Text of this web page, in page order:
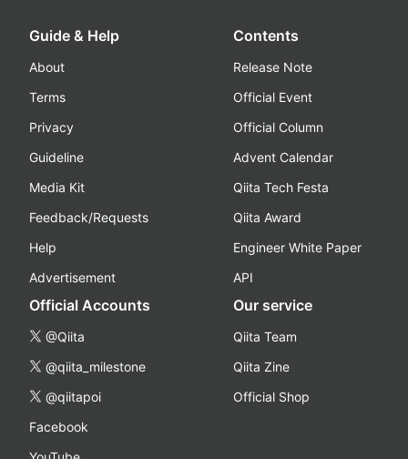
Guide & Help
About
Terms
Privacy
Guideline
Media Kit
Feedback/Requests
Help
Advertisement
Contents
Release Note
Official Event
Official Column
Advent Calendar
Qiita Tech Festa
Qiita Award
Engineer White Paper
API
Official Accounts
@Qiita
@qiita_milestone
@qiitapoi
Facebook
Our service
Qiita Team
Qiita Zine
Official Shop